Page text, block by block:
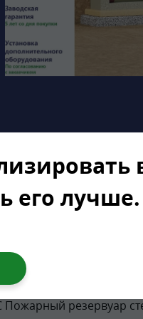
мм из
резервуар
его лучше.